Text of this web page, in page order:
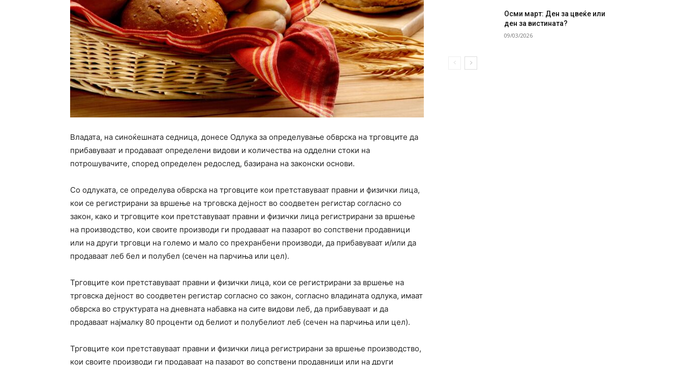
Владата, на синоќешната седница, донесе Одлука за определување обврска на трговците да
прибавуваат и продаваат определени видови и количества на одделни стоки на
потрошувачите, според определен редослед, базирана на законски основи.
Со одлуката, се определува обврска на трговците кои претставуваат правни и физички лица,
кои се регистрирани за вршење на трговска дејност во соодветен регистар согласно со
закон, како и трговците кои претставуваат правни и физички лица регистрирани за вршење
на производство, кои своите производи ги продаваат на пазарот во сопствени продавници
или на други трговци на големо и мало со прехранбени производи, да прибавуваат и/или да
продаваат леб бел и полубел (сечен на парчиња или цел).
Трговците кои претставуваат правни и физички лица, кои се регистрирани за вршење на
трговска дејност во соодветен регистар согласно со закон, согласно владината одлука, имаат
обврска во структурата на дневната набавка на сите видови леб, да прибавуваат и да
продаваат најмалку 80 проценти од белиот и полубелиот леб (сечен на парчиња или цел).
Трговците кои претставуваат правни и физички лица регистрирани за вршење производство,
кои своите производи ги продаваат на пазарот во сопствени продавници или на други
Осми март: Ден за цвеќе или
ден за вистината?
09/03/2026